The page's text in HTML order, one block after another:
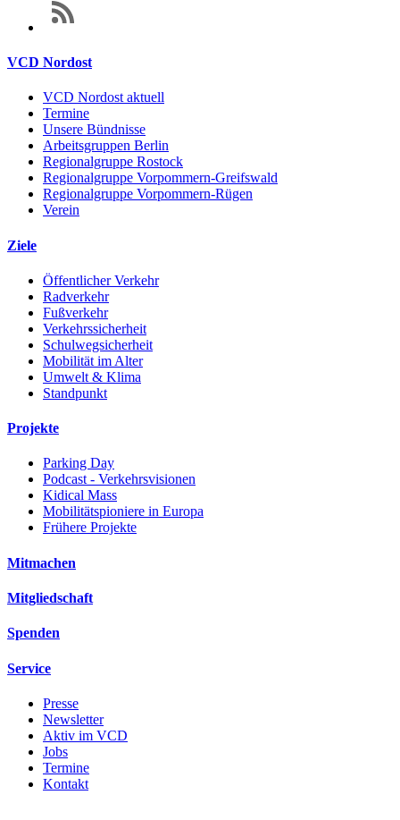
VCD Nordost
VCD Nordost aktuell
Termine
Unsere Bündnisse
Arbeitsgruppen Berlin
Regionalgruppe Rostock
Regionalgruppe Vorpommern-Greifswald
Regionalgruppe Vorpommern-Rügen
Verein
Ziele
Öffentlicher Verkehr
Radverkehr
Fußverkehr
Verkehrssicherheit
Schulwegsicherheit
Mobilität im Alter
Umwelt & Klima
Standpunkt
Projekte
Parking Day
Podcast - Verkehrsvisionen
Kidical Mass
Mobilitätspioniere in Europa
Frühere Projekte
Mitmachen
Mitgliedschaft
Spenden
Service
Presse
Newsletter
Aktiv im VCD
Jobs
Termine
Kontakt